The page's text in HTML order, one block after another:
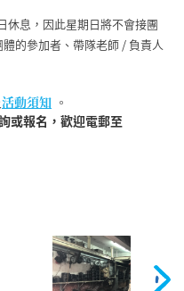
休息，因此星期日將不會接團
的參加者、帶隊老師 / 負責人
活動須知 。
或報名，歡迎電郵至